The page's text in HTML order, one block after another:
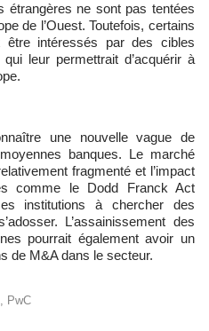
étrangères ne sont pas tentées
de l’Ouest. Toutefois, certains
être intéressés par des cibles
leur permettrait d’acquérir à
banques. Le marché
fragmenté et l’impact
comme le Dodd Franck Act
institutions à chercher des
L’assainissement des
pourrait également avoir un
de M&A dans le secteur.
, PwC